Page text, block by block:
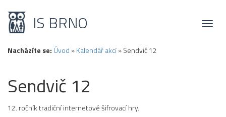
Toggle
IS BRNO
Nacházíte se: Úvod »Kalendář akcí»Sendvič 12
Sendvič 12
12. ročník tradiční internetové šifrovací hry.